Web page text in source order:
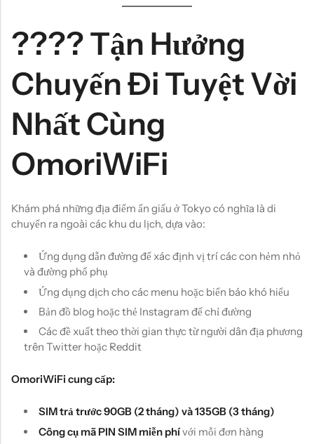
???? Tận Hưởng
Chuyến Đi Tuyệt Vời
Nhất Cùng
OmoriWiFi
Khám phá những địa điểm ẩn giấu ở Tokyo có nghĩa là di
chuyển ra ngoài các khu du lịch, dựa vào:
Ứng dụng dẫn đường để xác định vị trí các con hẻm nhỏ
và đường phố phụ
Ứng dụng dịch cho các menu hoặc biển báo khó hiểu
Bản đồ blog hoặc thẻ Instagram để chỉ đường
Các đề xuất theo thời gian thực từ người dân địa phương
trên Twitter hoặc Reddit
OmoriWiFi cung cấp:
SIM trả trước 90GB (2 tháng) và 135GB (3 tháng)
Công cụ mã PIN SIM miễn phívới mỗi đơn hàng